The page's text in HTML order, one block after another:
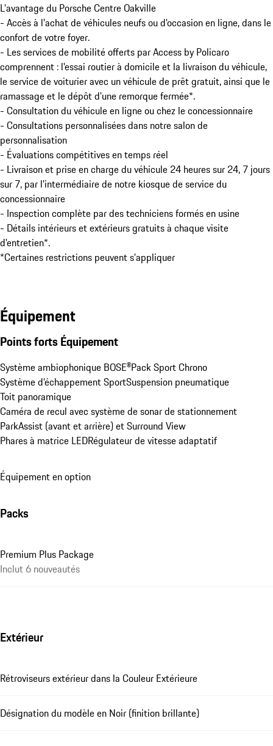
L'avantage du Porsche Centre Oakville
- Accès à l'achat de véhicules neufs ou d'occasion en ligne, dans le
confort de votre foyer.
- Les services de mobilité offerts par Access by Policaro
comprennent : l'essai routier à domicile et la livraison du véhicule,
le service de voiturier avec un véhicule de prêt gratuit, ainsi que le
ramassage et le dépôt d'une remorque fermée*.
- Consultation du véhicule en ligne ou chez le concessionnaire
- Consultations personnalisées dans notre salon de
personnalisation
- Évaluations compétitives en temps réel
- Livraison et prise en charge du véhicule 24 heures sur 24, 7 jours
sur 7, par l'intermédiaire de notre kiosque de service du
concessionnaire
- Inspection complète par des techniciens formés en usine
- Détails intérieurs et extérieurs gratuits à chaque visite
d'entretien*.
*Certaines restrictions peuvent s'appliquer
Équipement
Points forts Équipement
Système ambiophonique BOSE®Pack Sport Chrono
Système d’échappement SportSuspension pneumatique
Toit panoramique
Caméra de recul avec système de sonar de stationnement
ParkAssist (avant et arrière) et Surround View
Phares à matrice LEDRégulateur de vitesse adaptatif
Équipement en option
Packs
Premium Plus Package
Inclut 6 nouveautés
Extérieur
Rétroviseurs extérieur dans la Couleur Extérieure
Désignation du modèle en Noir (finition brillante)